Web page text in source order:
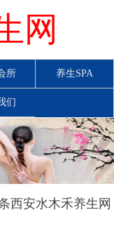
网
所 养生SPA
们
西安水木禾养生网